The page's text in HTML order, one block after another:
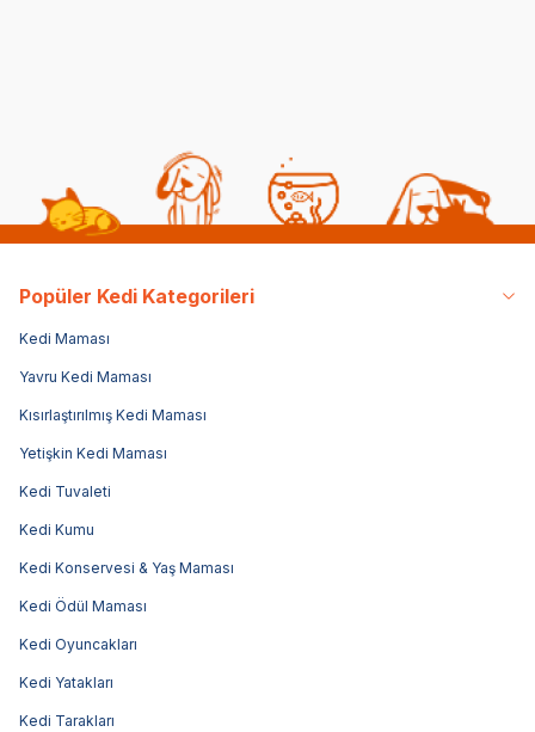
Popüler Kedi Kategorileri
Kedi Maması
Yavru Kedi Maması
Kısırlaştırılmış Kedi Maması
Yetişkin Kedi Maması
Kedi Tuvaleti
Kedi Kumu
Kedi Konservesi & Yaş Maması
Kedi Ödül Maması
Kedi Oyuncakları
Kedi Yatakları
Kedi Tarakları